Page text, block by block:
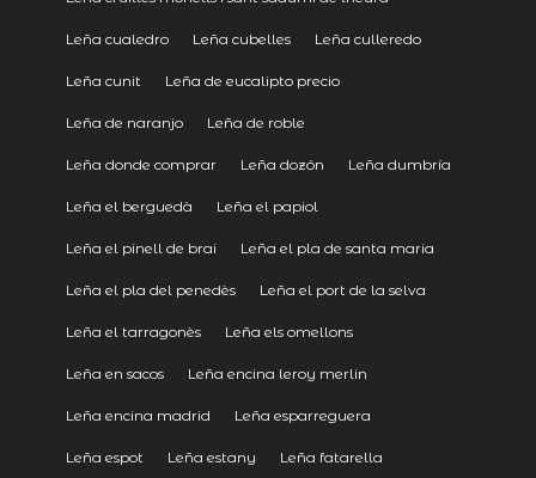
Leña cualedro Leña cubelles Leña culleredo
Leña cunit Leña de eucalipto precio
Leña de naranjo Leña de roble
Leña donde comprar Leña dozón Leña dumbría
Leña el berguedà Leña el papiol
Leña el pinell de brai Leña el pla de santa maria
Leña el pla del penedès Leña el port de la selva
Leña el tarragonès Leña els omellons
Leña en sacos Leña encina leroy merlin
Leña encina madrid Leña esparreguera
Leña espot Leña estany Leña fatarella